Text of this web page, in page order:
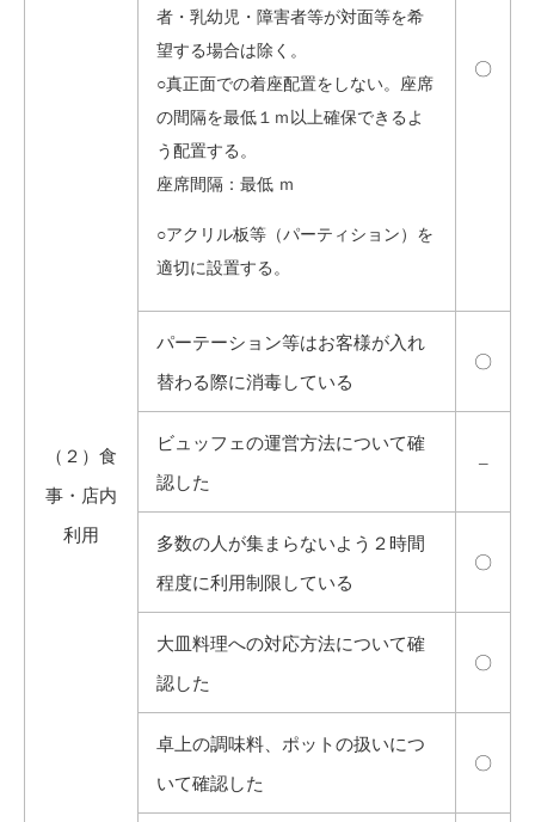
（２）食
事・店内
利用
者・乳幼児・障害者等が対面等を希
望する場合は除く。
○真正面での着座配置をしない。座席
の間隔を最低１ｍ以上確保できるよ
う配置する。
座席間隔：最低 ｍ
○アクリル板等（パーティション）を
適切に設置する。
〇
パーテーション等はお客様が入れ
替わる際に消毒している
〇
ビュッフェの運営方法について確
認した
–
多数の人が集まらないよう２時間
程度に利用制限している
〇
大皿料理への対応方法について確
認した
〇
卓上の調味料、ポットの扱いにつ
いて確認した
〇